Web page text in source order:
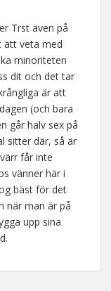
Trst även på
att veta med
minoriteten
dit och det tar
är att
(och bara
går halv sex på
sitter där, så är
får inte
vänner här i
bäst för det
när man är på
upp sina